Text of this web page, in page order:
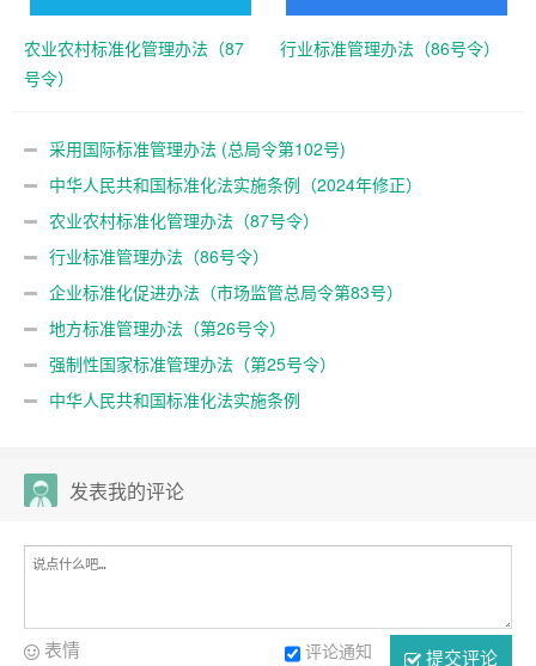
农业农村标准化管理办法（87
号令）
行业标准管理办法（86号令）
采用国际标准管理办法 (总局令第102号)
中华人民共和国标准化法实施条例（2024年修正）
农业农村标准化管理办法（87号令）
行业标准管理办法（86号令）
企业标准化促进办法（市场监管总局令第83号）
地方标准管理办法（第26号令）
强制性国家标准管理办法（第25号令）
中华人民共和国标准化法实施条例
发表我的评论
提交评论
评论通知
表情